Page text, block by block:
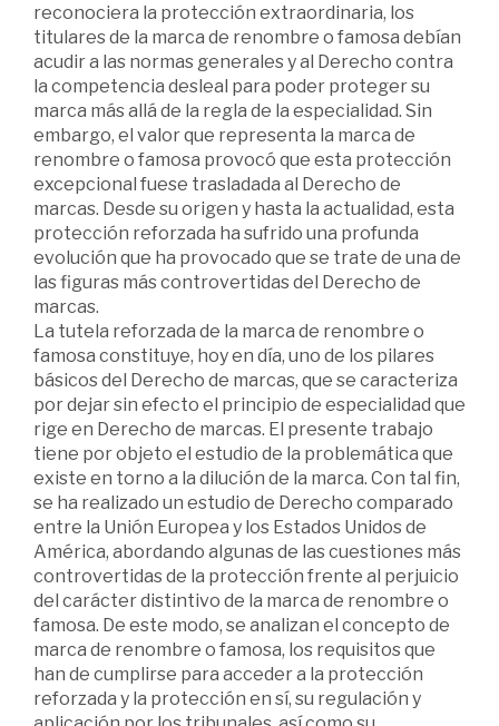
reconociera la protección extraordinaria, los
titulares de la marca de renombre o famosa debían
acudir a las normas generales y al Derecho contra
la competencia desleal para poder proteger su
marca más allá de la regla de la especialidad. Sin
embargo, el valor que representa la marca de
renombre o famosa provocó que esta protección
excepcional fuese trasladada al Derecho de
marcas. Desde su origen y hasta la actualidad, esta
protección reforzada ha sufrido una profunda
evolución que ha provocado que se trate de una de
las figuras más controvertidas del Derecho de
marcas.
La tutela reforzada de la marca de renombre o
famosa constituye, hoy en día, uno de los pilares
básicos del Derecho de marcas, que se caracteriza
por dejar sin efecto el principio de especialidad que
rige en Derecho de marcas. El presente trabajo
tiene por objeto el estudio de la problemática que
existe en torno a la dilución de la marca. Con tal fin,
se ha realizado un estudio de Derecho comparado
entre la Unión Europea y los Estados Unidos de
América, abordando algunas de las cuestiones más
controvertidas de la protección frente al perjuicio
del carácter distintivo de la marca de renombre o
famosa. De este modo, se analizan el concepto de
marca de renombre o famosa, los requisitos que
han de cumplirse para acceder a la protección
reforzada y la protección en sí, su regulación y